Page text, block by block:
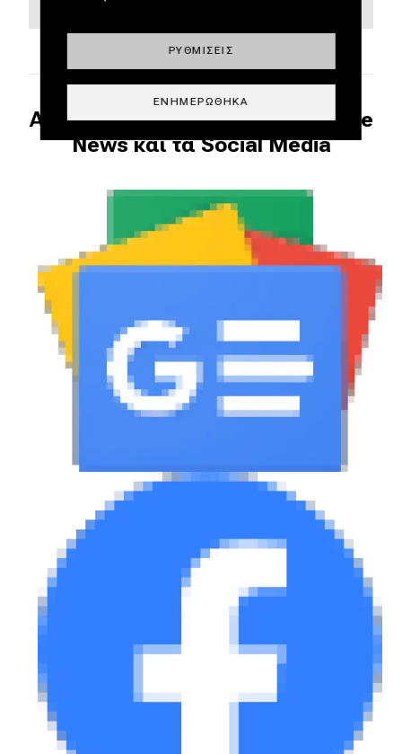
Ακολουθήστε το DRIVE στο Google
News και τα Social Media
ΡΥΘΜΊΣΕΙΣ
ΕΝΗΜΕΡΏΘΗΚΑ